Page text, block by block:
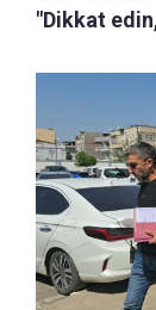
"Dikkat